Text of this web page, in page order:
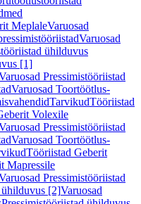
MeplaleVaruosad
Varuosad
ühilduvus
[1]
Pressimistööriistad
Varuosad Toortöötlus-
TarvikudTööriistad
Volexile
Pressimistööriistad
Varuosad Toortöötlus-
Tööriistad Geberit
Mapressile
Pressimistööriistad
ühilduvus [2]Varuosad